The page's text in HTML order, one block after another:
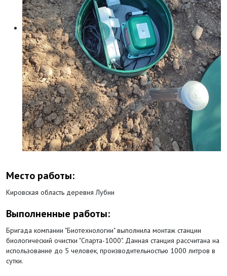
Место работы:
Кировская область деревня Лубни
Выполненные работы:
Бригада компании "Биотехнологии" выполнила монтаж станции
биологический очистки "Спарта-1000". Данная станция рассчитана на
использование до 5 человек, производительностью 1000 литров в
сутки.